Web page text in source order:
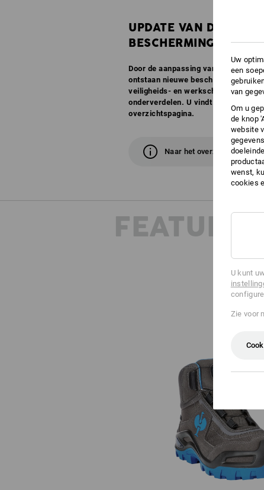
UPDATE VAN DE
Door de aanpassing van EN ISO
ontstaan nieuwe
veiligheids- en werkschoenen in de
onderverdelen. U vindt alle
overzichtspagina.
Naar het overzicht
FEATURES
Uw
een
van
Om u
de knop
website
wenst,
cookies
U kunt
Zie voor